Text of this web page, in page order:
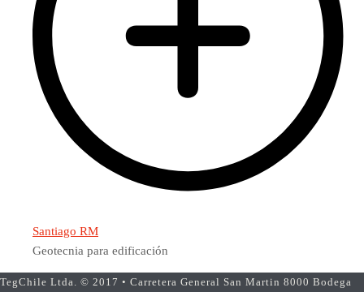
Santiago RM
Geotecnia para edificación
TegChile Ltda. © 2017 • Carretera General San Martin 8000 Bodega